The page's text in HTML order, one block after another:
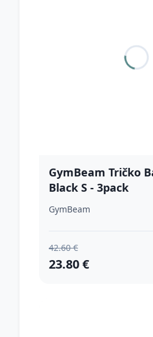
GymBeam Tričko
Black S - 3pack
GymBeam
42.60 €
23.80 €